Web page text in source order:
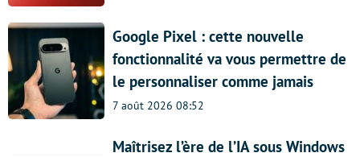
Google Pixel : cette nouvelle
fonctionnalité va vous permettre de
le personnaliser comme jamais
7 août 2026 08:52
Maîtrisez l’ère de l’IA sous Windows